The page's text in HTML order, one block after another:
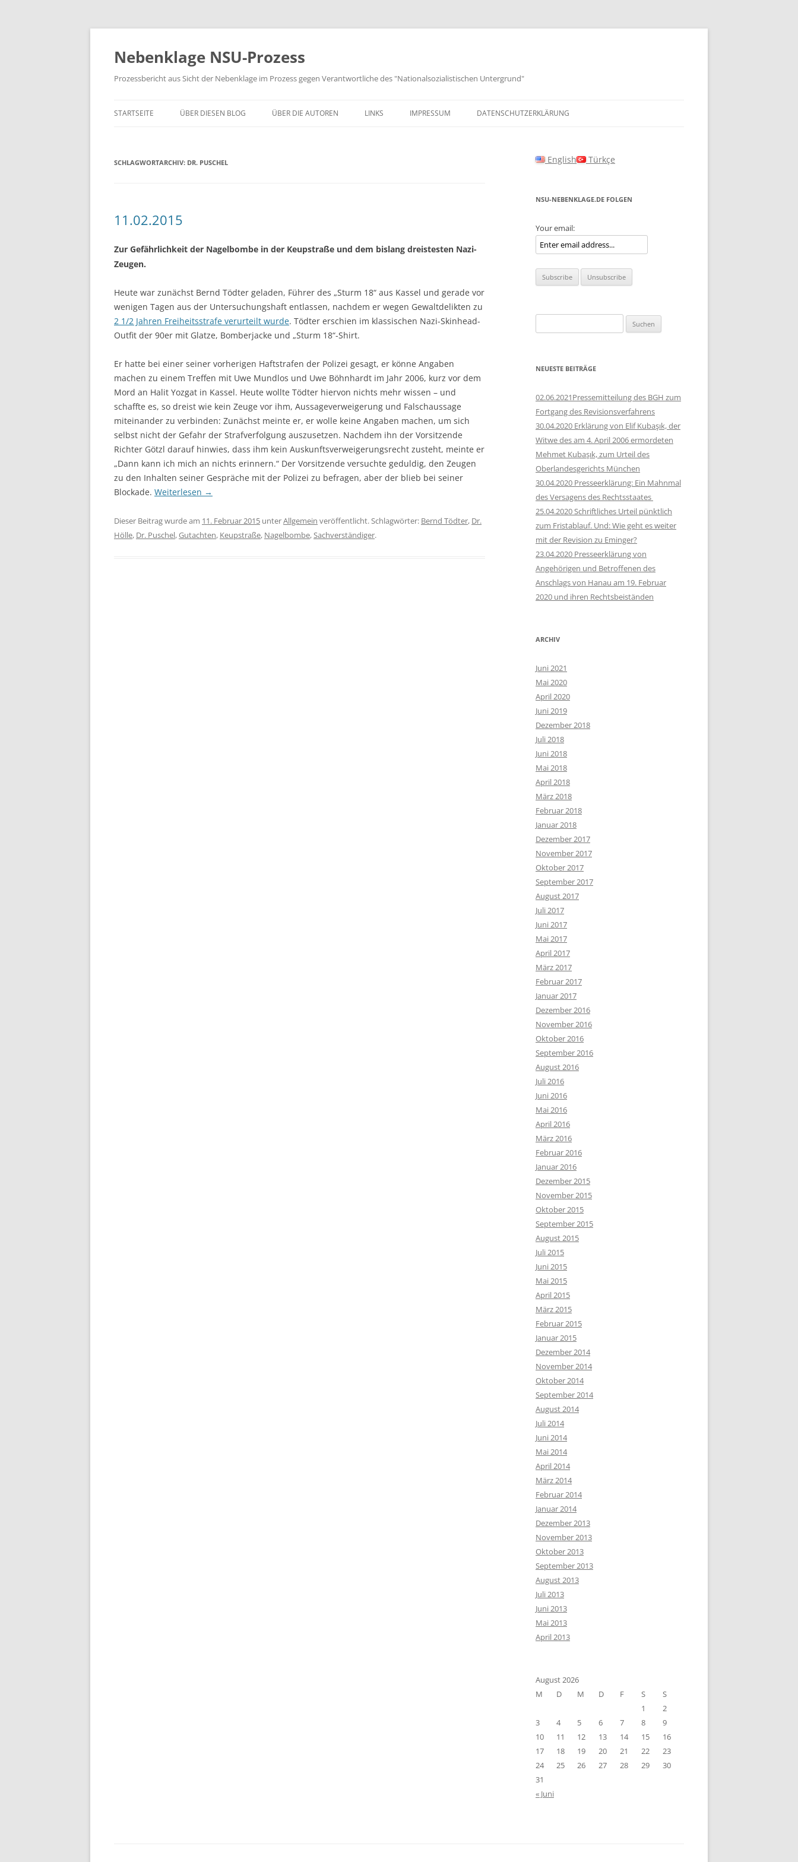
Zum
springen
Nebenklage NSU-Prozess
Prozessbericht aus Sicht der Nebenklage im Prozess gegen Verantwortliche des "Nationalsozialistischen Untergrund"
STARTSEITE ÜBER DIESEN BLOG ÜBER DIE AUTOREN LINKS IMPRESSUM DATENSCHUTZERKLÄRUNG
SCHLAGWORTARCHIV: DR. PUSCHEL
11.02.2015
Zur Gefährlichkeit der Nagelbombe in der Keupstraße und dem bislang dreistesten Nazi-
Zeugen.
Heute war zunächst Bernd Tödter geladen, Führer des „Sturm 18“ aus Kassel und gerade vor
wenigen Tagen aus der Untersuchungshaft entlassen, nachdem er wegen Gewaltdelikten zu
2 1/2 Jahren Freiheitsstrafe verurteilt wurde. Tödter erschien im klassischen Nazi-Skinhead-
Outfit der 90er mit Glatze, Bomberjacke und „Sturm 18“-Shirt.
Er hatte bei einer seiner vorherigen Haftstrafen der Polizei gesagt, er könne Angaben
machen zu einem Treffen mit Uwe Mundlos und Uwe Böhnhardt im Jahr 2006, kurz vor dem
Mord an Halit Yozgat in Kassel. Heute wollte Tödter hiervon nichts mehr wissen – und
schaffte es, so dreist wie kein Zeuge vor ihm, Aussageverweigerung und Falschaussage
miteinander zu verbinden: Zunächst meinte er, er wolle keine Angaben machen, um sich
selbst nicht der Gefahr der Strafverfolgung auszusetzen. Nachdem ihn der Vorsitzende
Richter Götzl darauf hinwies, dass ihm kein Auskunftsverweigerungsrecht zusteht, meinte er
„Dann kann ich mich an nichts erinnern.“ Der Vorsitzende versuchte geduldig, den Zeugen
zu den Inhalten seiner Gespräche mit der Polizei zu befragen, aber der blieb bei seiner
Blockade. Weiterlesen →
Dieser Beitrag wurde am 11. Februar 2015 unterAllgemein veröffentlicht. Schlagwörter: Bernd Tödter, Dr.
Hölle, Dr. Puschel,Gutachten, Keupstraße, Nagelbombe,Sachverständiger.
English Türkçe
NSU-NEBENKLAGE.DE FOLGEN
Your email:
nach:
NEUESTE BEITRÄGE
02.06.2021Pressemitteilung des BGH zum
Fortgang des Revisionsverfahrens
30.04.2020 Erklärung von Elif Kubaşık, der
Witwe des am 4. April 2006 ermordeten
Mehmet Kubaşık, zum Urteil des
Oberlandesgerichts München
30.04.2020 Presseerklärung: Ein Mahnmal
des Versagens des Rechtsstaates
25.04.2020 Schriftliches Urteil pünktlich
zum Fristablauf. Und: Wie geht es weiter
mit der Revision zu Eminger?
23.04.2020 Presseerklärung von
Angehörigen und Betroffenen des
Anschlags von Hanau am 19. Februar
2020 und ihren Rechtsbeiständen
ARCHIV
Juni 2021
Mai 2020
April 2020
Juni 2019
Dezember 2018
Juli 2018
Juni 2018
Mai 2018
April 2018
März 2018
Februar 2018
Januar 2018
Dezember 2017
November 2017
Oktober 2017
September 2017
August 2017
Juli 2017
Juni 2017
Mai 2017
April 2017
März 2017
Februar 2017
Januar 2017
Dezember 2016
November 2016
Oktober 2016
September 2016
August 2016
Juli 2016
Juni 2016
Mai 2016
April 2016
März 2016
Februar 2016
Januar 2016
Dezember 2015
November 2015
Oktober 2015
September 2015
August 2015
Juli 2015
Juni 2015
Mai 2015
April 2015
März 2015
Februar 2015
Januar 2015
Dezember 2014
November 2014
Oktober 2014
September 2014
August 2014
Juli 2014
Juni 2014
Mai 2014
April 2014
März 2014
Februar 2014
Januar 2014
Dezember 2013
November 2013
Oktober 2013
September 2013
August 2013
Juli 2013
Juni 2013
Mai 2013
April 2013
August 2026
M
D M D F S
S
1
2
3
4 5 6 7 8
9
10
11 12 13 14 15
16
17
18 19 20 21 22
23
24
25 26 27 28 29
30
31
« Juni